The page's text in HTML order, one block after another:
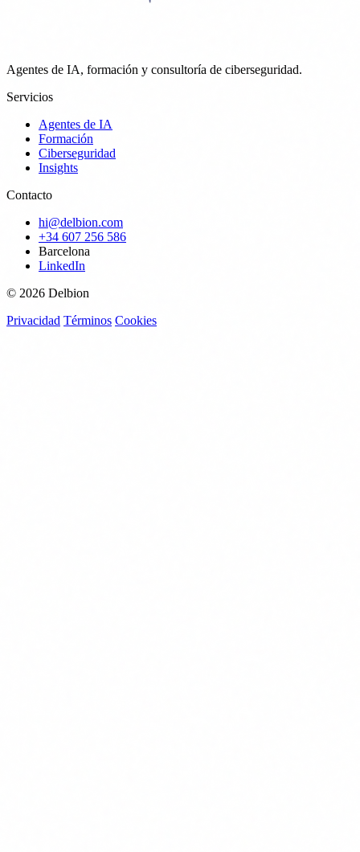
Agentes de IA, formación y consultoría de ciberseguridad.
Servicios
Agentes de IA
Formación
Ciberseguridad
Insights
Contacto
hi@delbion.com
+34 607 256 586
Barcelona
LinkedIn
© 2026 Delbion
Privacidad Términos Cookies